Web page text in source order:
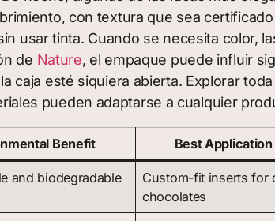
con textura que sea
usar tinta. Cuando se necesita color,
de Nature, el empaque puede influir
caja esté siquiera abierta. Explorar toda
pueden adaptarse a cualquier
Benefit Best
and biodegradable
Custom-fit inserts for
chocolates